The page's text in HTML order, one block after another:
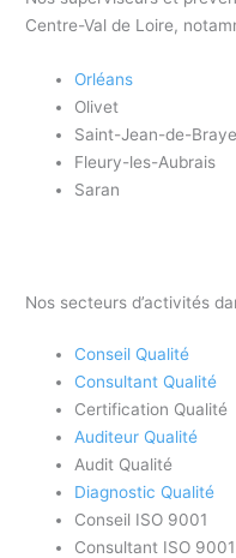
Centre-Val de Loire,
Orléans
Olivet
Saint-Jean-de-Braye
Fleury-les-Aubrais
Saran
Nos secteurs d’activités
Conseil Qualité
Consultant Qualité
Certification Qualité
Auditeur Qualité
Audit Qualité
Diagnostic Qualité
Conseil ISO 9001
Consultant ISO 9001